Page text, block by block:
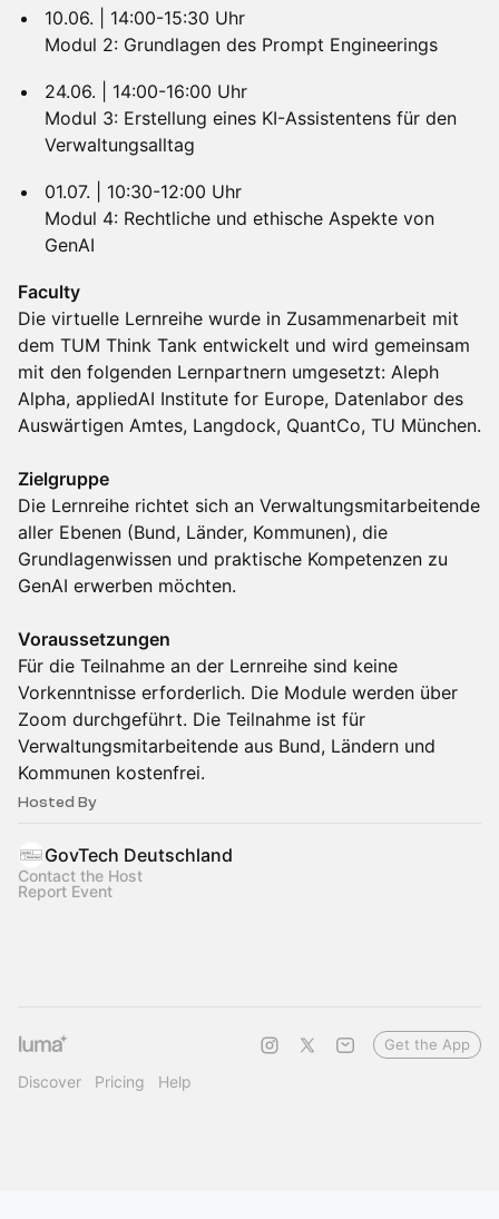
10.06. | 14:00-15:30 Uhr
Modul 2: Grundlagen des Prompt Engineerings
24.06. | 14:00-16:00 Uhr
Modul 3: Erstellung eines KI-Assistentens für den
Verwaltungsalltag
01.07. | 10:30-12:00 Uhr
Modul 4: Rechtliche und ethische Aspekte von
GenAI
Faculty
Die virtuelle Lernreihe wurde in Zusammenarbeit mit
dem TUM Think Tank entwickelt und wird gemeinsam
mit den folgenden Lernpartnern umgesetzt: Aleph
Alpha, appliedAI Institute for Europe, Datenlabor des
Auswärtigen Amtes, Langdock, QuantCo, TU München.
Zielgruppe
Die Lernreihe richtet sich an Verwaltungsmitarbeitende
aller Ebenen (Bund, Länder, Kommunen), die
Grundlagenwissen und praktische Kompetenzen zu
GenAI erwerben möchten.
Voraussetzungen
Für die Teilnahme an der Lernreihe sind keine
Vorkenntnisse erforderlich. Die Module werden über
Zoom durchgeführt. Die Teilnahme ist für
Verwaltungsmitarbeitende aus Bund, Ländern und
Kommunen kostenfrei.
Hosted By
GovTech Deutschland
Contact the Host
Report Event
Discover Pricing Help
Get the App